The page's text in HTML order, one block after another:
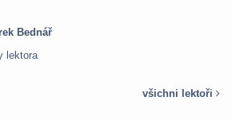
Bednář
lektora
všichni lektoři